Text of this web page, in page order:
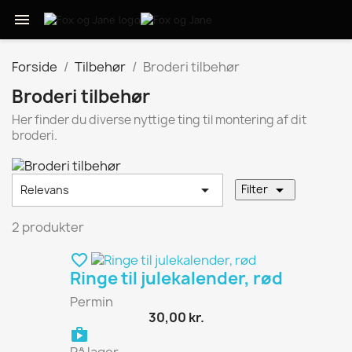

Forside Tilbehør Broderi tilbehør
Broderi tilbehør
Her finder du diverse nyttige ting til montering af dit
broderi.
Relevans  Filter 
2 produkter
favorite_border
Ringe til julekalender, rød
Permin
30,00 kr.
shopping_bag